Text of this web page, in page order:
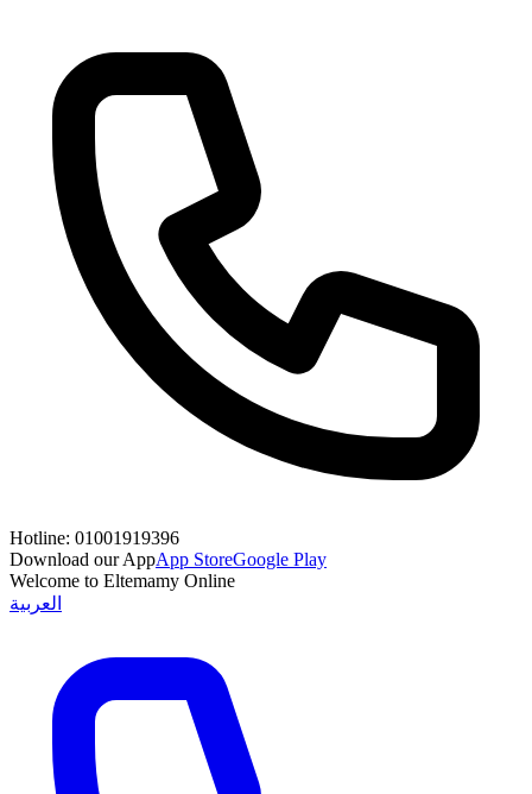
Hotline: 01001919396
Download our AppApp StoreGoogle Play
Welcome to Eltemamy Online
العربية